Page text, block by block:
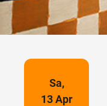
Sa,
13 Apr